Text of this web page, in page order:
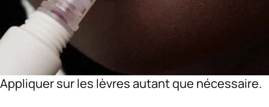
Appliquer sur les lèvres autant que nécessaire.